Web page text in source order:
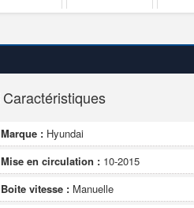
Caractéristiques
Marque : Hyundai
Mise en circulation : 10-2015
Boite vitesse : Manuelle